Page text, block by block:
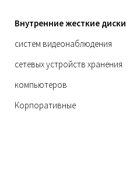
Внутренние жесткие диски
систем видеонаблюдения
сетевых устройств хранения
компьютеров
Корпоративные